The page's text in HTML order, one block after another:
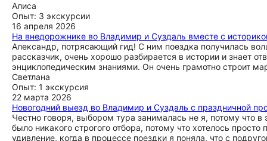
Алиса
Опыт: 3 экскурсии
16 апреля 2026
На внедорожнике во Владимир и Суздаль вместе с
Александр, потрясающий гид! С ним поездка получилась
рассказчик, очень хорошо разбирается в истории и знает
энциклопедическим знаниями. Он очень грамотно строит
Светлана
Опыт: 1 экскурсия
22 марта 2026
Новогодний выезд во Владимир и Суздаль с праздничной
Честно говоря, выбором тура занималась не я, потому что
было никакого строгого отбора, потому что хотелось
удивление, когда в процессе поездки я поняла, что с